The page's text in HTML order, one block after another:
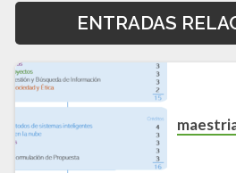
ENTRADAS